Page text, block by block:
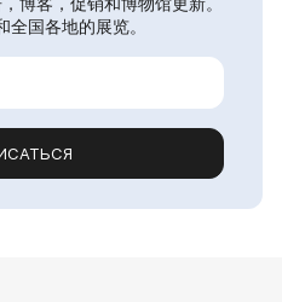
全国各地的展览。